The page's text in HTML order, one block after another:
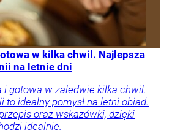
w kilka chwil. Najlepsza
na letnie dni
i gotowa w zaledwie kilka chwil.
to idealny pomysł na letni obiad.
oraz wskazówki, dzięki
idealnie.